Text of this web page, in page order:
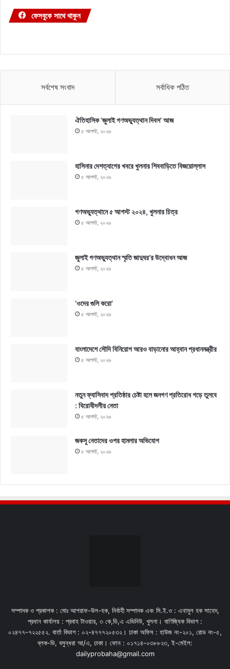
ফেসবুকে সাথে থাকুন
সর্বশেষ সংবাদ সর্বাধিক পঠিত
ঐতিহাসিক ‘জুলাই গণঅভ্যুত্থান দিবস’ আজ
৫ আগস্ট, ২০২৬
হাসিনার দেশত্যাগের খবরে খুলনার শিববাড়িতে বিজয়োল্লাস
৫ আগস্ট, ২০২৬
গণঅভ্যুত্থানে ৫ আগস্ট ২০২৪, খুলনার চিত্র
৫ আগস্ট, ২০২৬
জুলাই গণঅভ্যুত্থান স্মৃতি জাদুঘর’র উদ্বোধন আজ
৫ আগস্ট, ২০২৬
‘ওদের গুলি করো’
৫ আগস্ট, ২০২৬
বাংলাদেশে সৌদি বিনিয়োগ আরও বাড়ানোর আহ্বান প্রধানমন্ত্রীর
৫ আগস্ট, ২০২৬
নতুন ফ্যাসিবাদ প্রতিষ্ঠার চেষ্টা হলে জনগণ প্রতিরোধ গড়ে তুলবে
: বিরোধীদলীয় নেতা
৫ আগস্ট, ২০২৬
জকসু নেতাদের ওপর হামলার অভিযোগ
৫ আগস্ট, ২০২৬
সম্পাদক ও প্রকাশক : মোঃ আশরাফ-উল-হক, নির্বাহী সম্পাদক এবং সি.ই.ও : এনামুল হক সাহেদ,
প্রধান কার্যালয় : প্রবাহ টাওয়ার, ৩ কে,ডি,এ এভিনিউ, খুলনা। বাণিজ্যিক বিভাগ :
০২৪৭৭-৭২২৫৫২. বার্তা বিভাগ : ০২-৪৭৭৭২০৫৩২। ঢাকা অফিস : হাউজ নং-২০১, রোড নং-৫,
ব্লক-ডি, বসুন্ধরা আ/এ, ঢাকা। ফোন : ০১৭১৪-০৩৮৮২৩, ই-মেইল:
dailyprobaha@gmail.com